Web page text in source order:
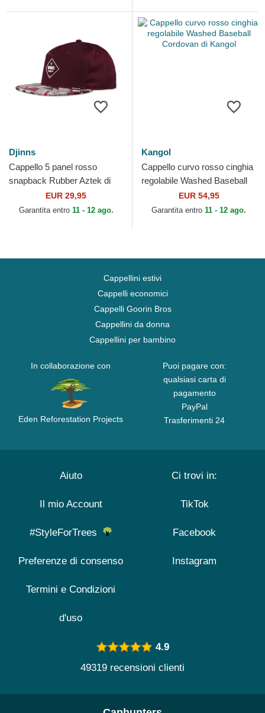
Djinns
Cappello 5 panel rosso
snapback Rubber Aztek di
EUR 29,95
Garantita entro 11 - 12 ago.
Kangol
Cappello curvo rosso cinghia
regolabile Washed Baseball
Cordovan di Kangol
EUR 54,95
Garantita entro 11 - 12 ago.
Cappellini estivi
Cappelli economici
Cappelli Goorin Bros
Cappellini da donna
Cappellini per bambino
In collaborazione con
Eden Reforestation Projects
Puoi pagare con:
qualsiasi carta di
pagamento
PayPal
Trasferimenti 24
Aiuto
Il mio Account
#StyleForTrees
Preferenze di consenso
Termini e Condizioni
d'uso
Ci trovi in:
TikTok
Facebook
Instagram
4.9
49319 recensioni clienti